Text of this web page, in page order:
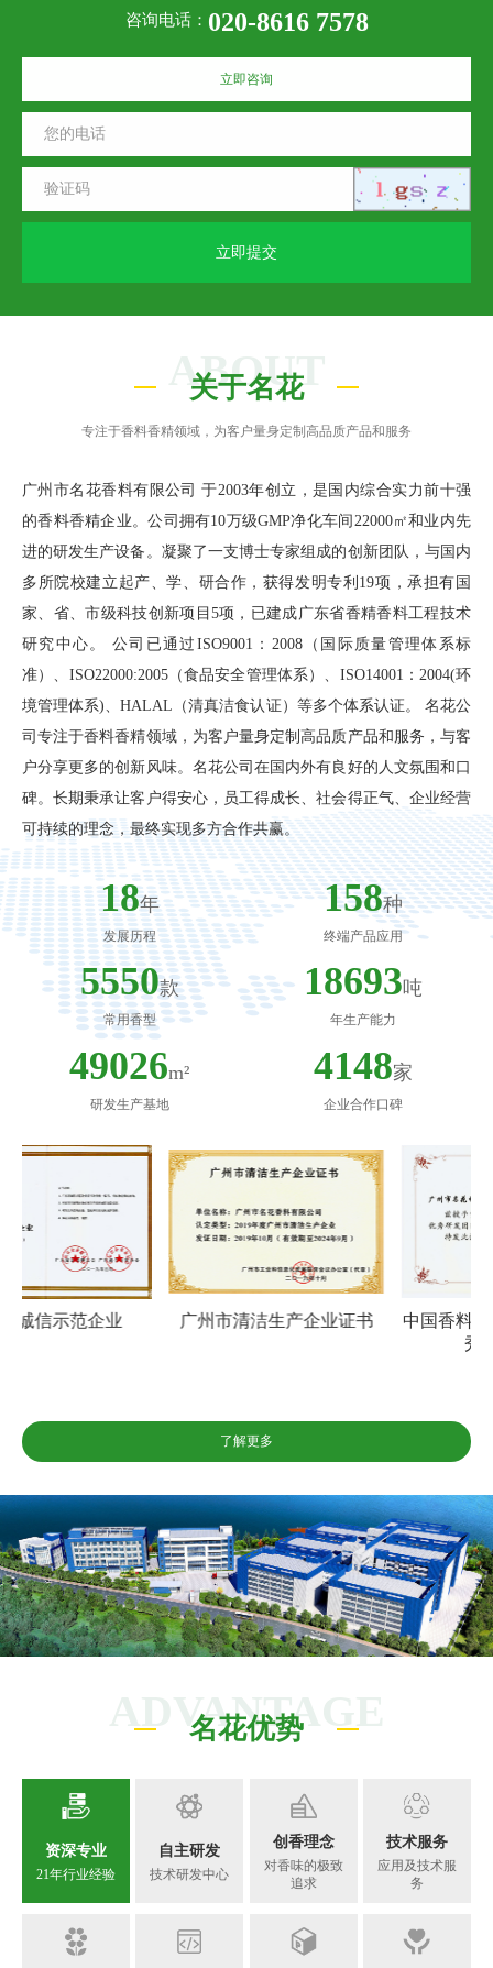
咨询电话： 020-8616 7578
立即咨询
立即提交
ABOUT
关于名花
专注于香料香精领域，为客户量身定制高品质产品和服务
广州市名花香料有限公司 于2003年创立，是国内综合实力前十强
的香料香精企业。公司拥有10万级GMP净化车间22000㎡和业内先
进的研发生产设备。凝聚了一支博士专家组成的创新团队，与国内
多所院校建立起产、学、研合作，获得发明专利19项，承担有国
家、省、市级科技创新项目5项，已建成广东省香精香料工程技术
研究中心。 公司已通过ISO9001：2008（国际质量管理体系标
准）、ISO22000:2005（食品安全管理体系）、ISO14001：2004(环
境管理体系)、HALAL（清真洁食认证）等多个体系认证。 名花公
司专注于香料香精领域，为客户量身定制高品质产品和服务，与客
户分享更多的创新风味。名花公司在国内外有良好的人文氛围和口
碑。长期秉承让客户得安心，员工得成长、社会得正气、企业经营
可持续的理念，最终实现多方合作共赢。
22年
发展历程
199种
终端产品应用
8121款
常用香型
28876吨
年生产能力
64821m²
研发生产基地
5484家
企业合作口碑
广州市清洁生产企业证书
中国香料香精化妆品行业优
了解更多
ADVANTAGE
名花优势
资深专业
21年行业经验
自主研发
技术研发中心
创香理念
对香味的极致
追求
技术服务
应用及技术服
务